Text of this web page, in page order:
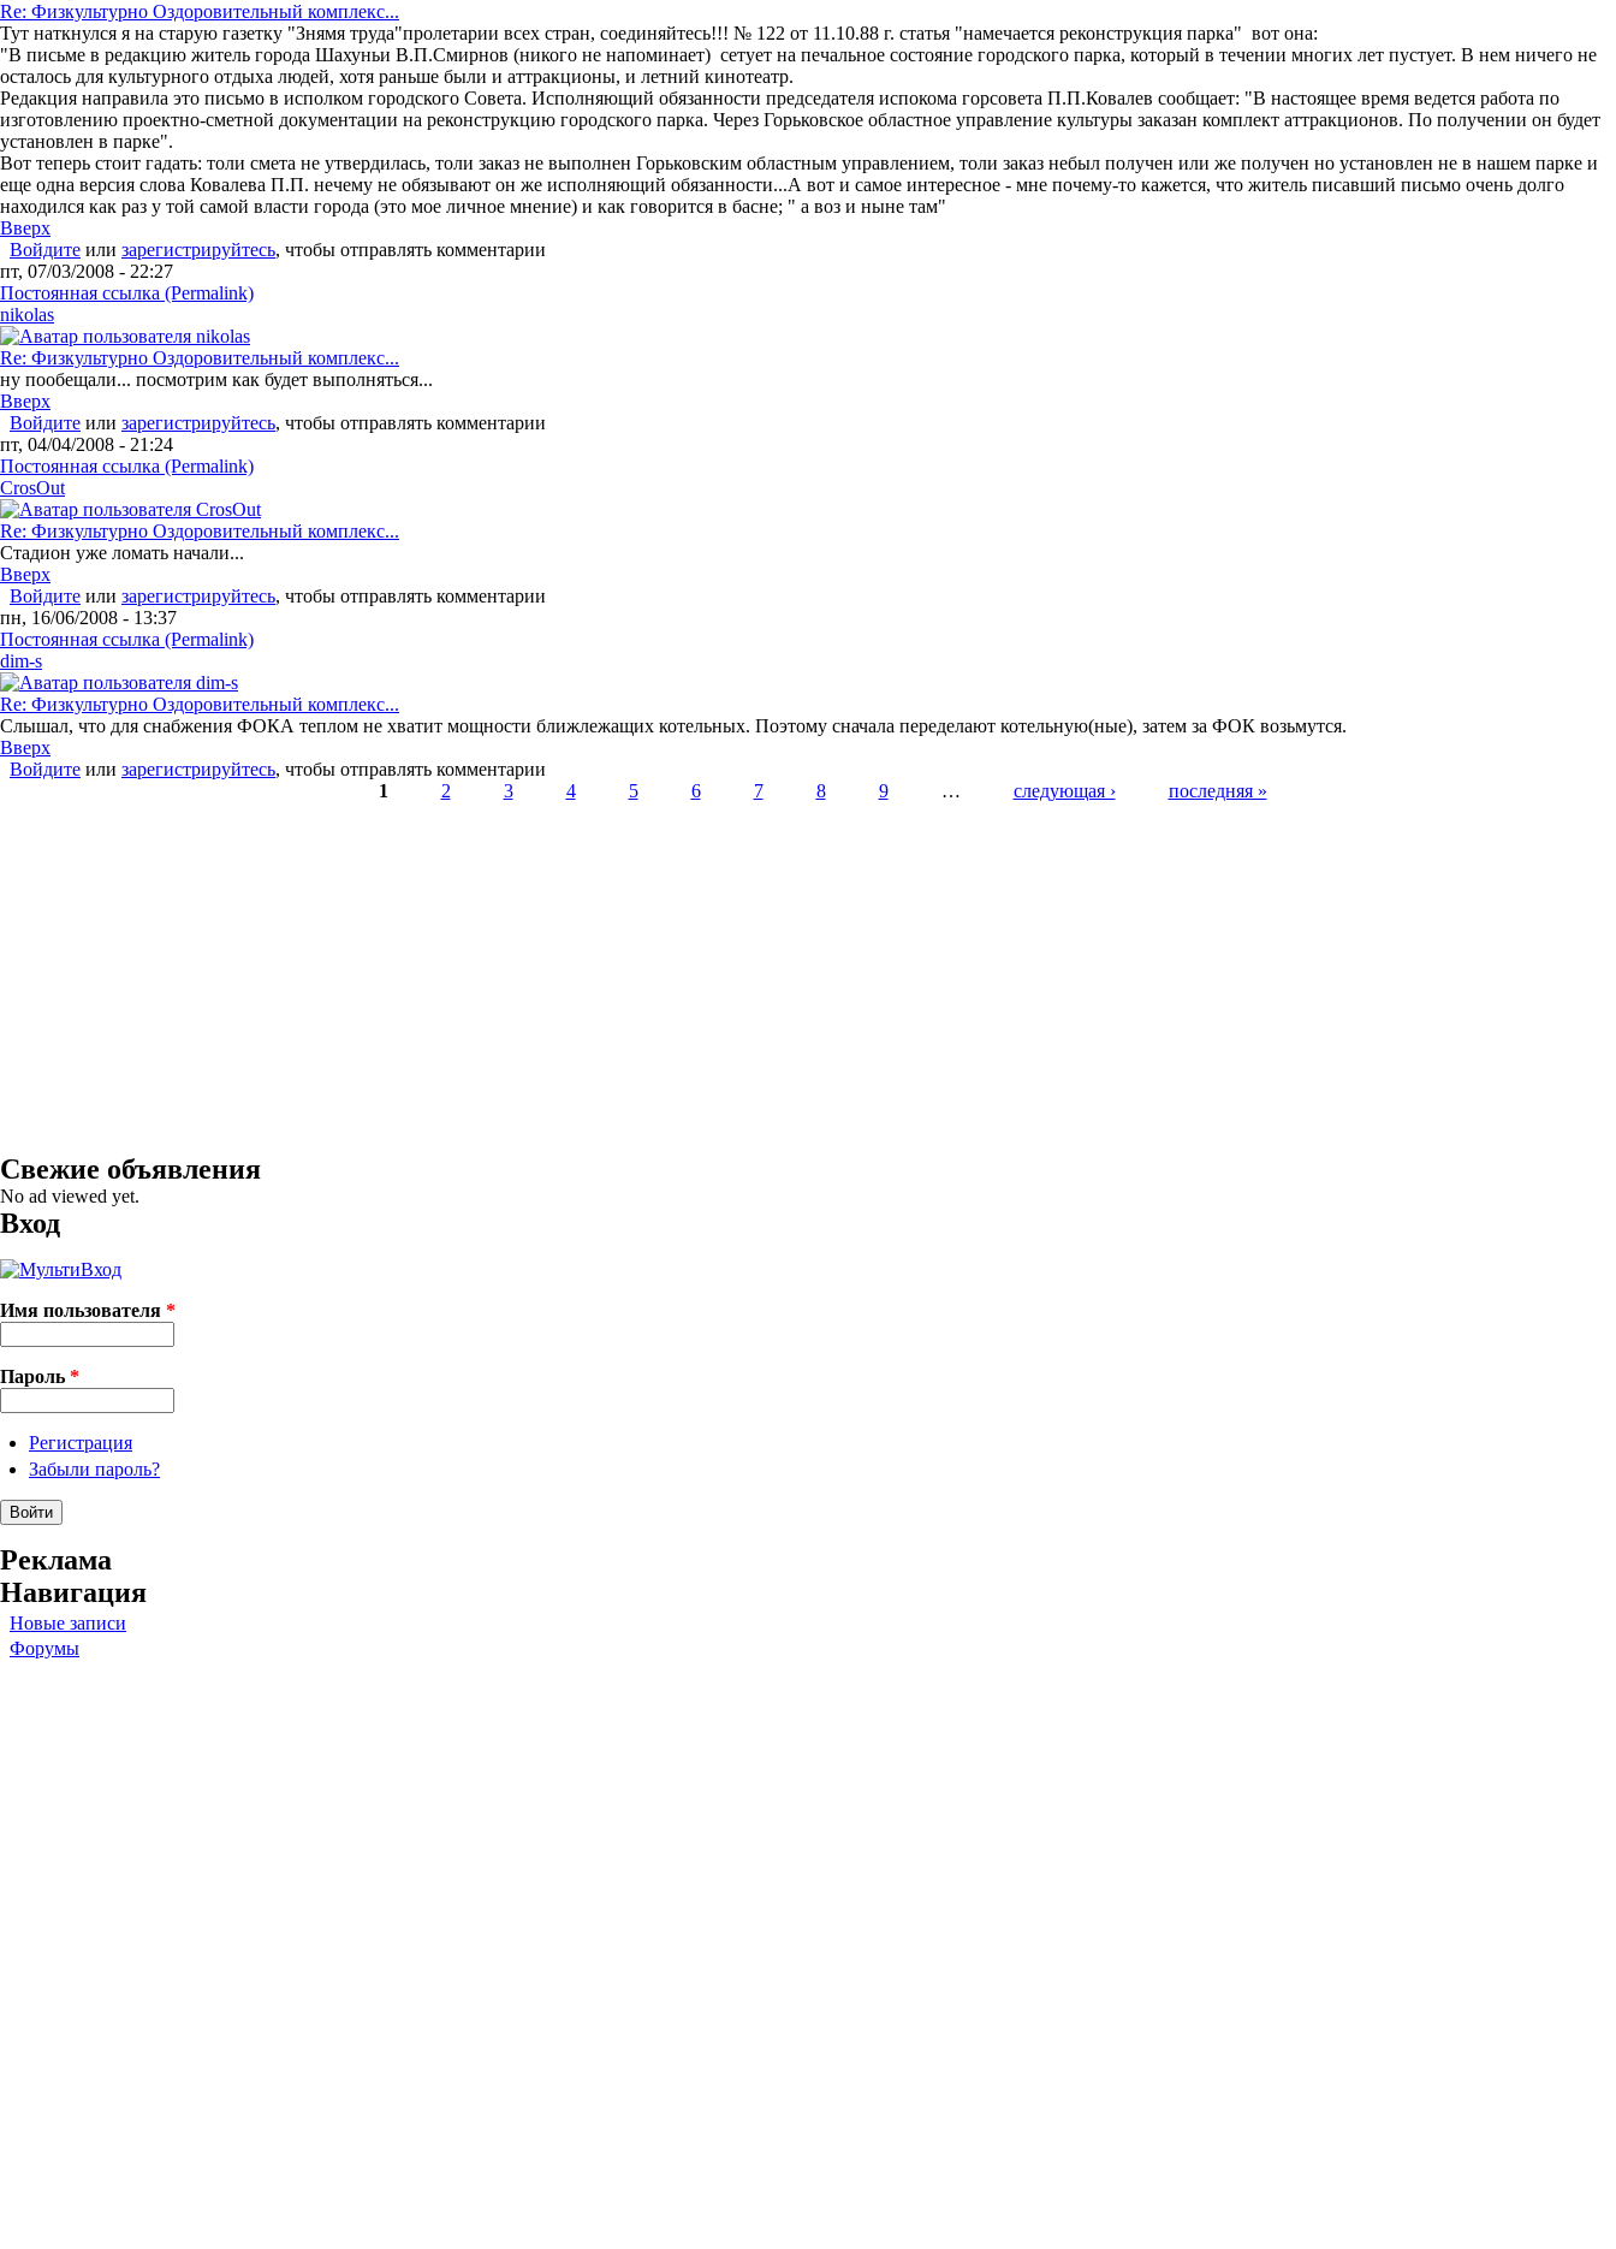
Re: Физкультурно Оздоровительный комплекс...
Тут наткнулся я на старую газетку "Знямя труда"пролетарии всех стран, соединяйтесь!!! № 122 от 11.10.88 г. статья "намечается реконструкция парка" вот она:
"В письме в редакцию житель города Шахуньи В.П.Смирнов (никого не напоминает) сетует на печальное состояние городского парка, который в течении многих лет пустует. В нем ничего не
осталось для культурного отдыха людей, хотя раньше были и аттракционы, и летний кинотеатр.
Редакция направила это письмо в исполком городского Совета. Исполняющий обязанности председателя испокома горсовета П.П.Ковалев сообщает: "В настоящее время ведется работа по
изготовлению проектно-сметной документации на реконструкцию городского парка. Через Горьковское областное управление культуры заказан комплект аттракционов. По получении он будет
установлен в парке".
Вот теперь стоит гадать: толи смета не утвердилась, толи заказ не выполнен Горьковским областным управлением, толи заказ небыл получен или же получен но установлен не в нашем парке и
еще одна версия слова Ковалева П.П. нечему не обязывают он же исполняющий обязанности...А вот и самое интересное - мне почему-то кажется, что житель писавший письмо очень долго
находился как раз у той самой власти города (это мое личное мнение) и как говорится в басне; " а воз и ныне там"
Вверх
Войдите или зарегистрируйтесь, чтобы отправлять комментарии
пт, 07/03/2008 - 22:27
Постоянная ссылка (Permalink)
nikolas
Re: Физкультурно Оздоровительный комплекс...
ну пообещали... посмотрим как будет выполняться...
Вверх
Войдите или зарегистрируйтесь, чтобы отправлять комментарии
пт, 04/04/2008 - 21:24
Постоянная ссылка (Permalink)
CrosOut
Re: Физкультурно Оздоровительный комплекс...
Стадион уже ломать начали...
Вверх
Войдите или зарегистрируйтесь, чтобы отправлять комментарии
пн, 16/06/2008 - 13:37
Постоянная ссылка (Permalink)
dim-s
Re: Физкультурно Оздоровительный комплекс...
Слышал, что для снабжения ФОКА теплом не хватит мощности ближлежащих котельных. Поэтому сначала переделают котельную(ные), затем за ФОК возьмутся.
Вверх
Войдите или зарегистрируйтесь, чтобы отправлять комментарии
1 2 3 4 5 6 7 8 9 … следующая › последняя »
Свежие объявления
No ad viewed yet.
Вход
Имя пользователя *
Пароль *
Регистрация
Забыли пароль?
Реклама
Навигация
Новые записи
Форумы